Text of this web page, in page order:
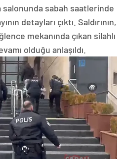
sabah saatlerinde
detayları çıktı. Saldırının,
mekanında çıkan silahlı
olduğu anlaşıldı.